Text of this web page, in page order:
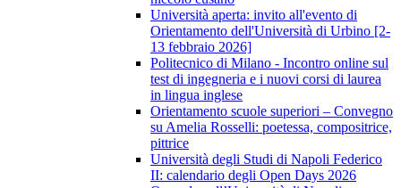
Università aperta: invito all'evento di
Orientamento dell'Università di Urbino [2-
13 febbraio 2026]
Politecnico di Milano - Incontro online sul
test di ingegneria e i nuovi corsi di laurea
in lingua inglese
Orientamento scuole superiori – Convegno
su Amelia Rosselli: poetessa, compositrice,
pittrice
Università degli Studi di Napoli Federico
II: calendario degli Open Days 2026